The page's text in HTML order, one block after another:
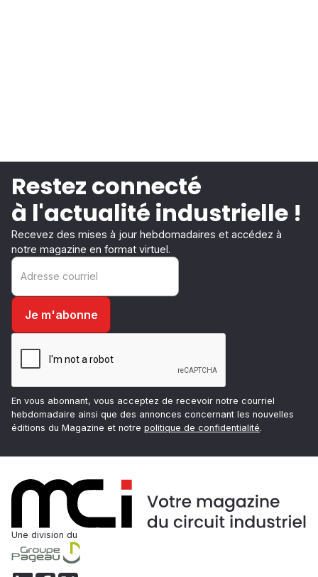
Restez connecté
à l'actualité industrielle !
Recevez des mises à jour hebdomadaires et accédez à
notre magazine en format virtuel.
En vous abonnant, vous acceptez de recevoir notre courriel
hebdomadaire ainsi que des annonces concernant les nouvelles
éditions du Magazine et notre politique de confidentialité.
Une division du